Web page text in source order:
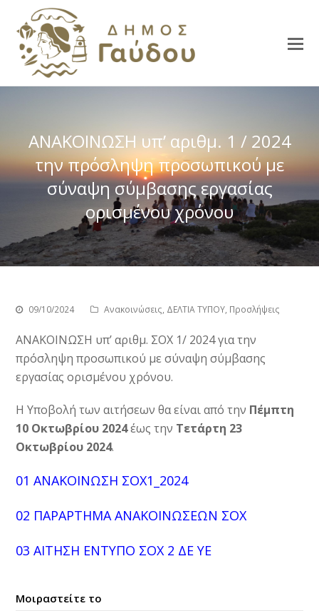
ΑΝΑΚΟΙΝΩΣΗ υπ’ αριθμ. 1 / 2024
την πρόσληψη προσωπικού με
σύναψη σύμβασης εργασίας
ορισμένου χρόνου
09/10/2024 Ανακοινώσεις, ΔΕΛΤΙΑ ΤΥΠΟΥ, Προσλήψεις
ΑΝΑΚΟΙΝΩΣΗ υπ’ αριθμ. ΣΟΧ 1/ 2024 για την
πρόσληψη προσωπικού με σύναψη σύμβασης
εργασίας ορισμένου χρόνου.
Η Υποβολή των αιτήσεων θα είναι από την Πέμπτη
10 Οκτωβρίου 2024έως την Τετάρτη 23
Οκτωβρίου 2024.
01 ΑΝΑΚΟΙΝΩΣΗ ΣΟΧ1_2024
02 ΠΑΡΑΡΤΗΜΑ ΑΝΑΚΟΙΝΩΣΕΩΝ ΣΟΧ
03 ΑΙΤΗΣΗ ΕΝΤΥΠΟ ΣΟΧ 2 ΔΕ ΥΕ
Μοιραστείτε το